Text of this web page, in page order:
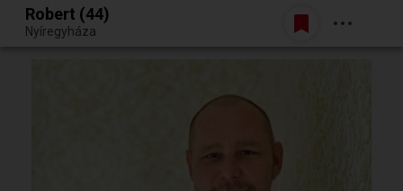
Egy jó randiból bármi lehet.
Belépés
Robert (44)
Nyíregyháza